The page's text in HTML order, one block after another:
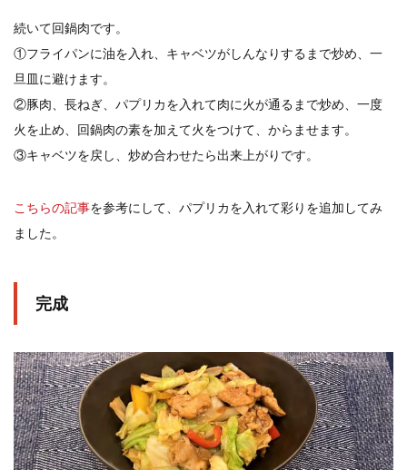
続いて回鍋肉です。
①フライパンに油を入れ、キャベツがしんなりするまで炒め、一
旦皿に避けます。
②豚肉、長ねぎ、パプリカを入れて肉に火が通るまで炒め、一度
火を止め、回鍋肉の素を加えて火をつけて、からませます。
③キャベツを戻し、炒め合わせたら出来上がりです。
こちらの記事を参考にして、パプリカを入れて彩りを追加してみ
ました。
完成